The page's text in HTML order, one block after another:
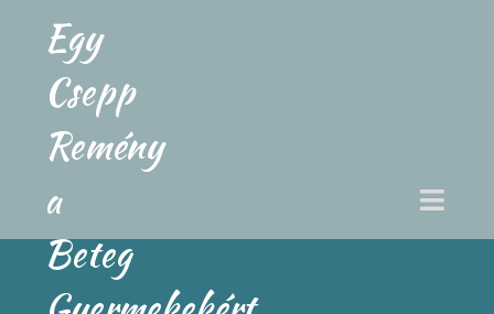
Egy
Csepp
Remény
a
Beteg